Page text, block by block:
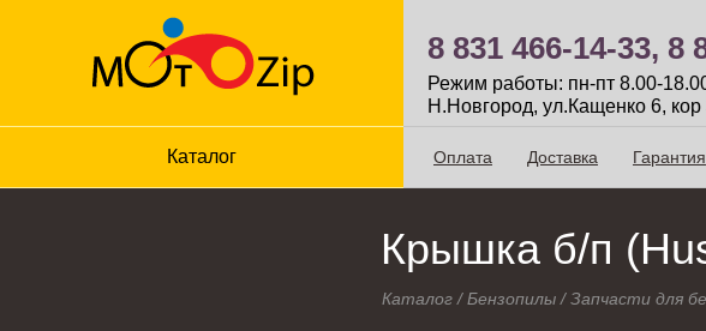
8 831 466-14-33, 8
Режим работы: пн-пт 8.00-
Н.Новгород, ул.Кащенко 6, кор
Каталог Оплата Доставка Гарантия
Крышка б/п
Каталог/Бензопилы/Запчасти для